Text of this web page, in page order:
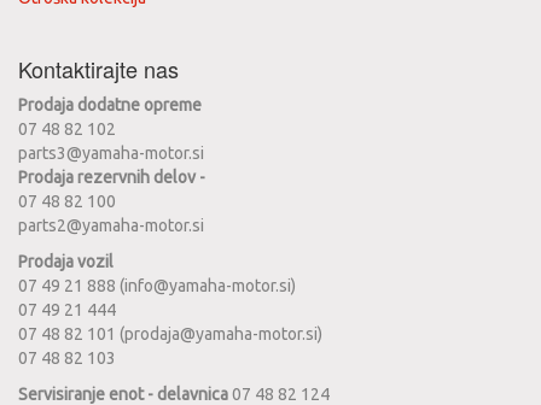
Kontaktirajte nas
Prodaja dodatne opreme
07 48 82 102
parts3@yamaha-motor.si
Prodaja rezervnih delov -
07 48 82 100
parts2@yamaha-motor.si
Prodaja vozil
07 49 21 888 (info@yamaha-motor.si)
07 49 21 444
07 48 82 101 (prodaja@yamaha-motor.si)
07 48 82 103
Servisiranje enot - delavnica07 48 82 124